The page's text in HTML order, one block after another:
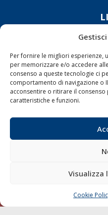
Per fornire le migliori esperienze,
per memorizzare e/o accedere
consenso a queste tecnologie ci
comportamento di navigazione o
acconsentire o ritirare il
caratteristiche e funzioni.
Visualizza
Cookie
Porti/
Compagnie
Blue
CHIAMA